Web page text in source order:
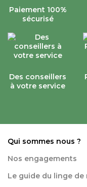
Paiement 100%
sécurisé
Des conseillers
à votre service
Qui sommes nous ?
Nos engagements
Le guide du linge de